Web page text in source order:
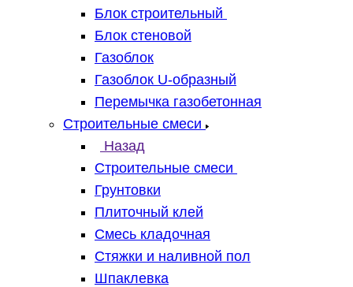
Блок строительный
Блок стеновой
Газоблок
Газоблок U-образный
Перемычка газобетонная
Строительные смеси
Назад
Строительные смеси
Грунтовки
Плиточный клей
Смесь кладочная
Стяжки и наливной пол
Шпаклевка